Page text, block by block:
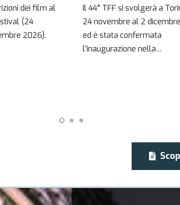
a Torino dal
2026
edizione del Torino Film
chiude tra applausi,
imperdibili e la cerimonia…